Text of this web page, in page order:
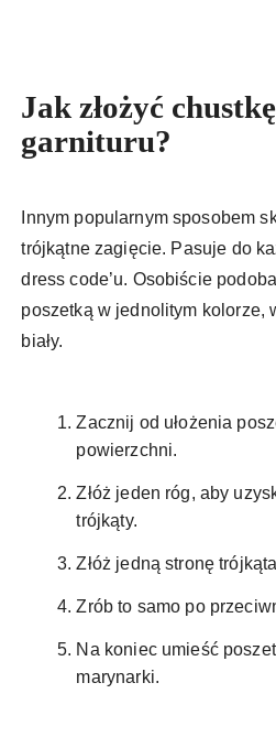
Jak złożyć
garnituru?
Innym popularnym sposobem
trójkątne zagięcie. Pasuje do
dress code’u. Osobiście
poszetką w jednolitym kolorze,
biały.
Zacznij od ułożenia
powierzchni.
Złóż jeden róg, aby
trójkąty.
Złóż jedną stronę
Zrób to samo po
Na koniec umieść
marynarki.